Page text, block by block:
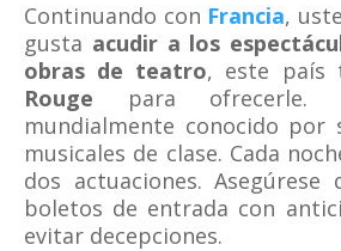
Continuando con Francia,
gusta acudir a los
obras de teatro, este país
Rouge para ofrecerle.
mundialmente conocido por
musicales de clase. Cada
dos actuaciones. Asegúrese
boletos de entrada con
evitar decepciones.